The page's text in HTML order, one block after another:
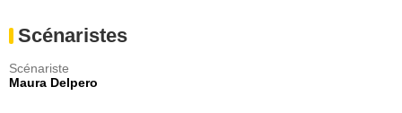
Scénaristes
Scénariste
Maura Delpero